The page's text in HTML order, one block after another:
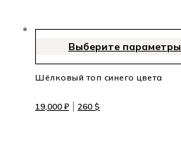
Выберите параметры
Шёлковый топ синего цвета
19,000 ₽ | 260 $